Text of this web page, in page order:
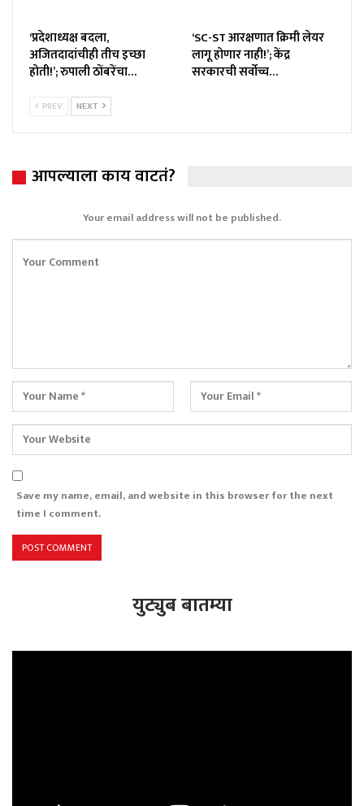
‘प्रदेशाध्यक्ष बदला,
अजितदादांचीही तीच इच्छा
होती!’; रुपाली ठोंबरेंचा…
‘SC-ST आरक्षणात क्रिमी लेयर
लागू होणार नाही!’; केंद्र
सरकारची सर्वोच्च…
PREV NEXT
आपल्याला काय वाटतं?
Your email address will not be published.
Save my name, email, and website in this browser for the next
time I comment.
युट्युब बातम्या